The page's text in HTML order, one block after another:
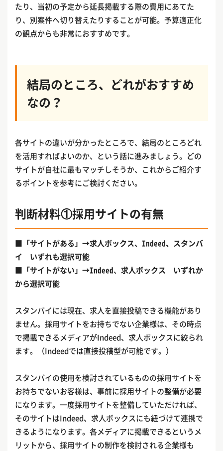
たり、当初の予定から延長掲載する際の費用にあてた
り、別案件へ切り替えたりすることが可能。予算適正化
の観点からも非常におすすめです。
結局のところ、どれがおすすめ
なの？
各サイトの違いが分かったところで、結局のところどれ
を活用すればよいのか、という話に進みましょう。どの
サイトが自社に最もマッチしそうか、これからご紹介す
るポイントを参考にご検討ください。
判断材料①採用サイトの有無
■「サイトがある」→求人ボックス、Indeed、スタンバ
イ いずれも選択可能
■「サイトがない」→Indeed、 求人ボックス いずれか
から選択可能
スタンバイには現在、求人を直接投稿できる機能があり
ません。採用サイトをお持ちでない企業様は、その時点
で掲載できるメディアがIndeed、求人ボックスに絞られ
ます。（Indeedでは直接投稿型が可能です。）
スタンバイの使用を検討されているものの採用サイトを
お持ちでないお客様は、事前に採用サイトの整備が必要
になります。一度採用サイトを整備していただければ、
そのサイトはIndeed、求人ボックスにも紐づけて連携で
きるようになります。各メディアに掲載できるというメ
リットから、採用サイトの制作を検討される企業様も